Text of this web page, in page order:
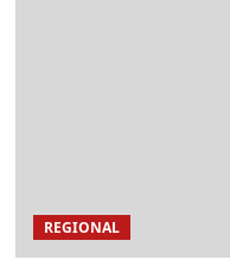
REGIONAL